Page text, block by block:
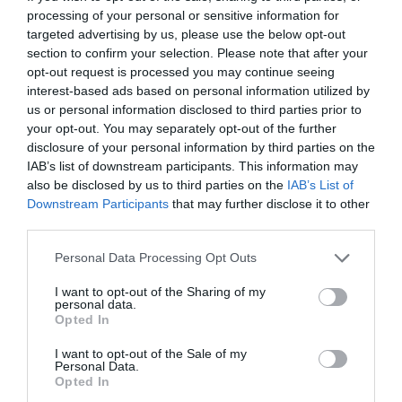
processing of your personal or sensitive information for
targeted advertising by us, please use the below opt-out
section to confirm your selection. Please note that after your
opt-out request is processed you may continue seeing
interest-based ads based on personal information utilized by
us or personal information disclosed to third parties prior to
your opt-out. You may separately opt-out of the further
disclosure of your personal information by third parties on the
IAB’s list of downstream participants. This information may
also be disclosed by us to third parties on the IAB’s List of
Downstream Participants that may further disclose it to other
Please note that this website/app uses one or more Google
not limited to your visit or usage behaviour. You may click to
grant or deny consent to Google and its third-party tags to
use your data for below specified purposes in below Google
consent section.
Personal Data Processing Opt Outs
I want to opt-out of the Sharing of my
personal data.
Opted In
I want to opt-out of the Sale of my
Personal Data.
Opted In
de huevo y espolvoreamos con azúcar demerara.
Horneamos a media altura durante 22-25 minutos,
tomarán un color dorado en su exterior.
Sacamos y dejamos enfriar completamente sobre una
rejilla.
Repetimos el proceso con la otra bandeja que tenemos a la
espera en el frigorífico.
CONSERVACIÓN:Una vez que estén completamente frías,
podemos guardarlas en un recipiente hermético durante 10-12